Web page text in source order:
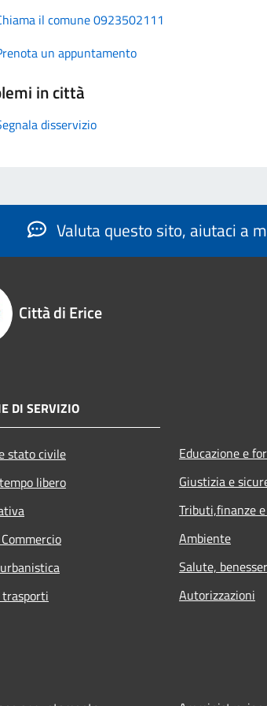
il comune 0923502111
un appuntamento
in città
disservizio
Valuta questo sito, aiutaci a
Città di Erice
DI SERVIZIO
stato civile
libero
Educazione e
Giustizia e
Tributi,finanze
Ambiente
Salute,
Autorizzazioni